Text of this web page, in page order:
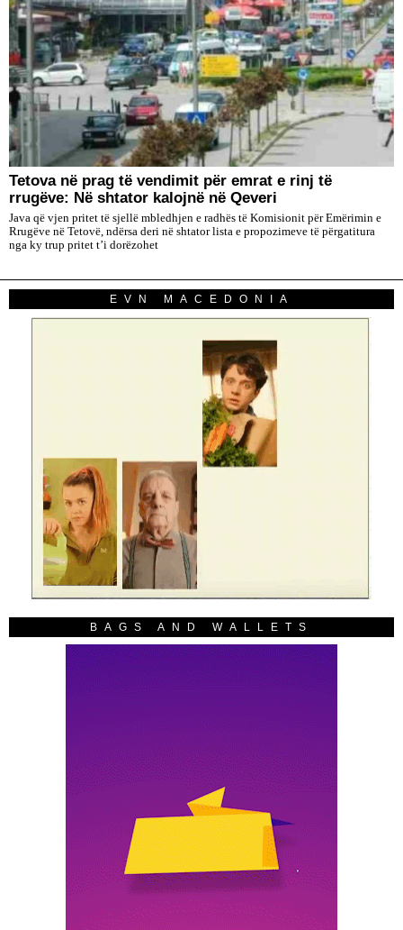
Tetova në prag të vendimit për emrat e rinj të
rrugëve: Në shtator kalojnë në Qeveri
Java që vjen pritet të sjellë mbledhjen e radhës të Komisionit për Emërimin e
Rrugëve në Tetovë, ndërsa deri në shtator lista e propozimeve të përgatitura
nga ky trup pritet t’i dorëzohet
EVN MACEDONIA
BAGS AND WALLETS